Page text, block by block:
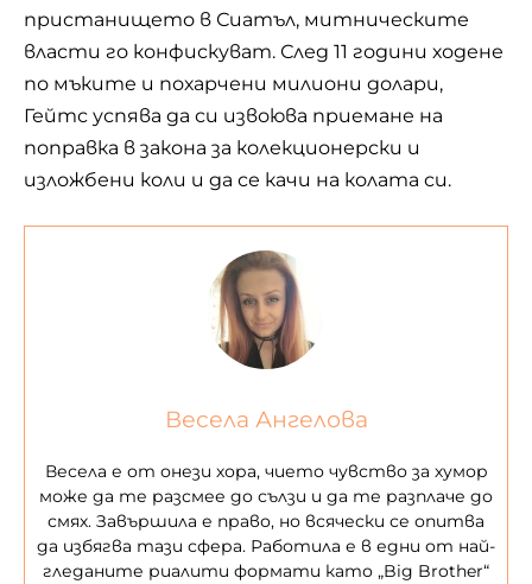
пристанището в Сиатъл, митническите
власти го конфискуват. След 11 години ходене
по мъките и похарчени милиони долари,
Гейтс успява да си извоюва приемане на
поправка в закона за колекционерски и
изложбени коли и да се качи на колата си.
Весела Ангелова
Весела е от онези хора, чието чувство за хумор
може да те разсмее до сълзи и да те разплаче до
смях. Завършила е право, но всячески се опитва
да избягва тази сфера. Работила е в едни от най-
гледаните риалити формати като „Big Brother“